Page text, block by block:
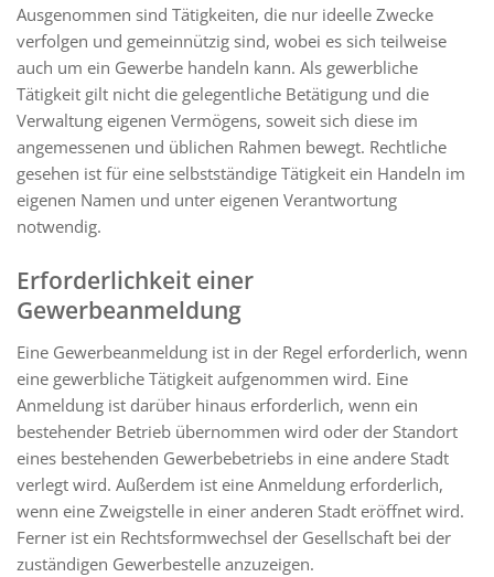
Ausgenommen sind Tätigkeiten, die nur ideelle Zwecke
verfolgen und gemeinnützig sind, wobei es sich teilweise
auch um ein Gewerbe handeln kann. Als gewerbliche
Tätigkeit gilt nicht die gelegentliche Betätigung und die
Verwaltung eigenen Vermögens, soweit sich diese im
angemessenen und üblichen Rahmen bewegt. Rechtliche
gesehen ist für eine selbstständige Tätigkeit ein Handeln im
eigenen Namen und unter eigenen Verantwortung
notwendig.
Erforderlichkeit einer
Gewerbeanmeldung
Eine Gewerbeanmeldung ist in der Regel erforderlich, wenn
eine gewerbliche Tätigkeit aufgenommen wird. Eine
Anmeldung ist darüber hinaus erforderlich, wenn ein
bestehender Betrieb übernommen wird oder der Standort
eines bestehenden Gewerbebetriebs in eine andere Stadt
verlegt wird. Außerdem ist eine Anmeldung erforderlich,
wenn eine Zweigstelle in einer anderen Stadt eröffnet wird.
Ferner ist ein Rechtsformwechsel der Gesellschaft bei der
zuständigen Gewerbestelle anzuzeigen.